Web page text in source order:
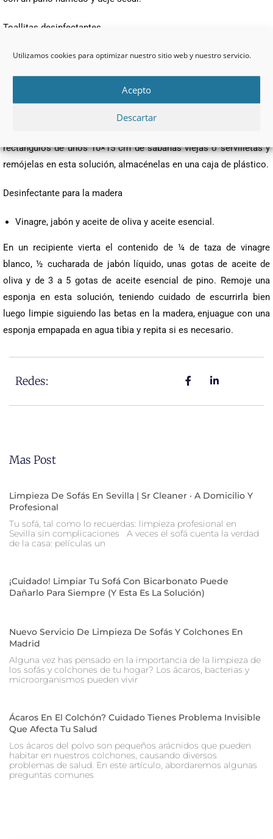
Utilizamos cookies para optimizar nuestro sitio web y nuestro servicio.
Acepto
Descartar
Toallitas desinfectantes.
Vinagre, lavavajillas, aceite esencial, sabanas viejas o
En un tazón mezcle 1 taza de vinagre blanco, 5 gotas de aceite
esencial de limón, 5 gotas de aceite esencial de árbol de té 1
rectángulos de unos 10×15 cm de sabanas viejas o servilletas y
remójelas en esta solución, almacénelas en una caja de plástico.
Desinfectante para la madera
Vinagre, jabón y aceite de oliva y aceite esencial.
En un recipiente vierta el contenido de ¼ de taza de vinagre
blanco, ½ cucharada de jabón líquido, unas gotas de aceite de
oliva y de 3 a 5 gotas de aceite esencial de pino. Remoje una
esponja en esta solución, teniendo cuidado de escurrirla bien
luego limpie siguiendo las betas en la madera, enjuague con una
esponja empapada en agua tibia y repita si es necesario.
Redes:
Mas Post
Limpieza De Sofás En Sevilla | Sr Cleaner · A Domicilio Y
Profesional
Tu sofá, tal como lo recuerdas: limpieza profesional en
Sevilla sin complicaciones A veces el sofá cuenta la verdad
de la casa: películas un
¡Cuidado! Limpiar Tu Sofá Con Bicarbonato Puede
Dañarlo Para Siempre (y Esta Es La Solución)
Nuevo Servicio De Limpieza De Sofás Y Colchones En
Madrid
Alguna vez has pensado en la importancia de la limpieza de
los sofás y colchones de tu hogar? Los ácaros, bacterias y
microorganismos pueden vivir
Ácaros En El Colchón? Cuidado Tienes Problema Invisible
Que Afecta Tu Salud
Los ácaros del polvo son pequeños arácnidos que pueden
habitar en nuestros colchones, causando diversos
problemas de salud. En este artículo, abordaremos algunas
preguntas comunes